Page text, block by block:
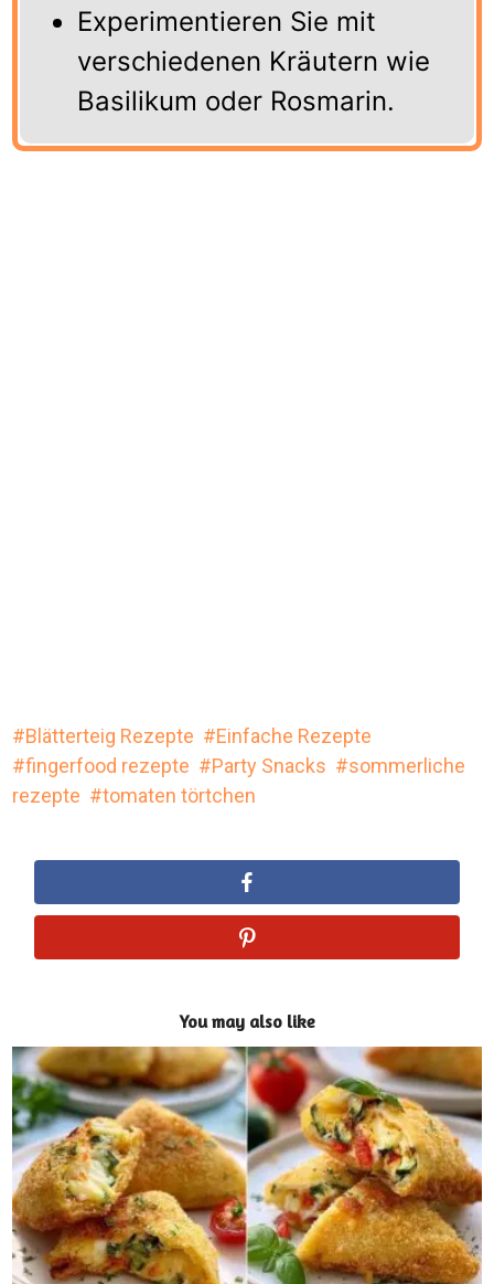
Experimentieren Sie mit
verschiedenen Kräutern wie
Basilikum oder Rosmarin.
Blätterteig Rezepte
Einfache Rezepte
fingerfood rezepte
Party Snacks
sommerliche
rezepte
tomaten törtchen
You may also like